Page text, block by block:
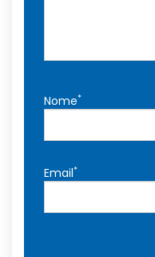
Nome*
Email*